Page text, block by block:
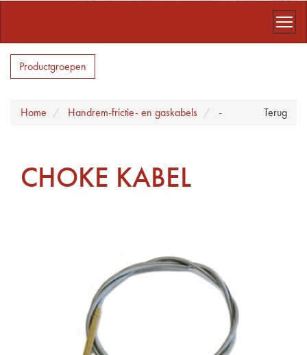
Productgroepen
Terug
Home Handrem-frictie- en gaskabels -
CHOKE KABEL